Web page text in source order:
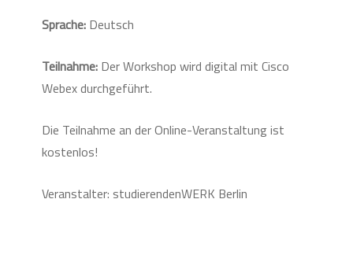
Sprache:Deutsch
Teilnahme: Der Workshop wird digital mit Cisco
Webex durchgeführt.
Die Teilnahme an der Online-Veranstaltung ist
kostenlos!
Veranstalter: studierendenWERK Berlin